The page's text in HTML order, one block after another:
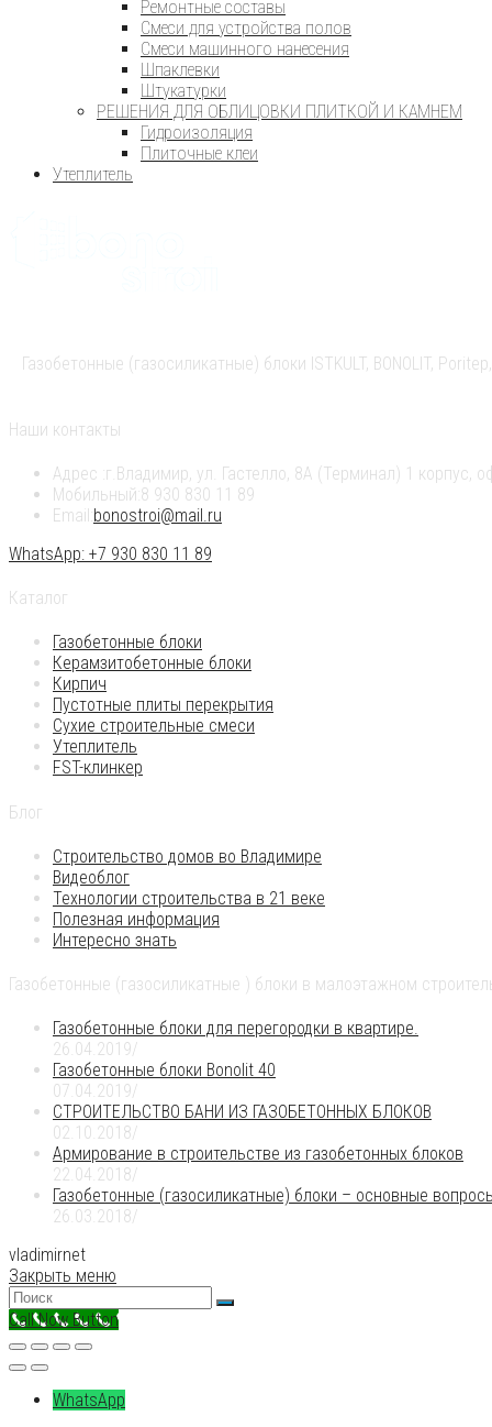
Ремонтные составы
Смеси для устройства полов
Смеси машинного нанесения
Шпаклевки
Штукатурки
РЕШЕНИЯ ДЛЯ ОБЛИЦОВКИ ПЛИТКОЙ И КАМНЕМ
Гидроизоляция
Плиточные клеи
Утеплитель
Газобетонные (газосиликатные) блоки ISTKULT, BONOLIT,
Наши контакты
Адрес : г.Владимир, ул. Гастелло, 8А (Терминал) 1 корпус,
Мобильный: 8 930 830 11 89
Email: bonostroi@mail.ru
WhatsApp: +7 930 830 11 89
Каталог
Газобетонные блоки
Керамзитобетонные блоки
Кирпич
Пустотные плиты перекрытия
Сухие строительные смеси
Утеплитель
FST-клинкер
Блог
Строительство домов во Владимире
Видеоблог
Технологии строительства в 21 веке
Полезная информация
Интересно знать
Газобетонные (газосиликатные ) блоки в малоэтажном
Газобетонные блоки для перегородки в квартире.
26.04.2019/
Газобетонные блоки Bonolit 40
07.04.2019/
СТРОИТЕЛЬСТВО БАНИ ИЗ ГАЗОБЕТОННЫХ БЛОКОВ
02.10.2018/
Армирование в строительстве из газобетонных блоков
22.04.2018/
Газобетонные (газосиликатные) блоки – основные
26.03.2018/
vladimirnet
Закрыть меню
Call Now Button
WhatsApp